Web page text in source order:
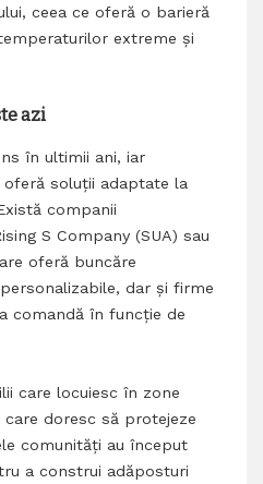
ceea ce oferă o barieră
extreme și
azi
în ultimii ani, iar
soluții adaptate la
companii
S Company (SUA) sau
oferă buncăre
dar și firme
comandă în funcție de
care locuiesc în zone
doresc să protejeze
comunități au început
a construi adăposturi